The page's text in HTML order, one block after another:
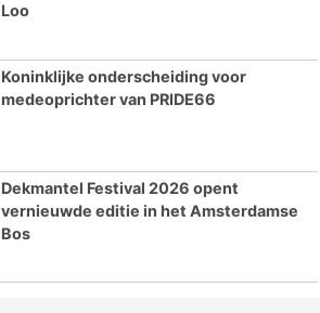
Loo
Koninklijke onderscheiding voor
medeoprichter van PRIDE66
Dekmantel Festival 2026 opent
vernieuwde editie in het Amsterdamse
Bos